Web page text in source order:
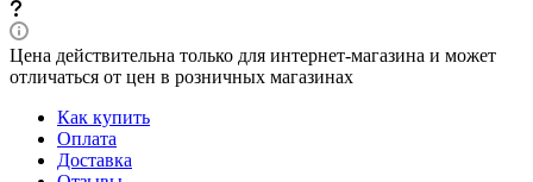
Цена действительна только для интернет-магазина и может
отличаться от цен в розничных магазинах
Как купить
Оплата
Доставка